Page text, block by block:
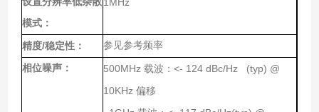
模式：
精度/稳定性： 参见参考频率
相位噪声： 500MHz 载波： <- 124 dBc/Hz (typ) @
10KHz 偏移